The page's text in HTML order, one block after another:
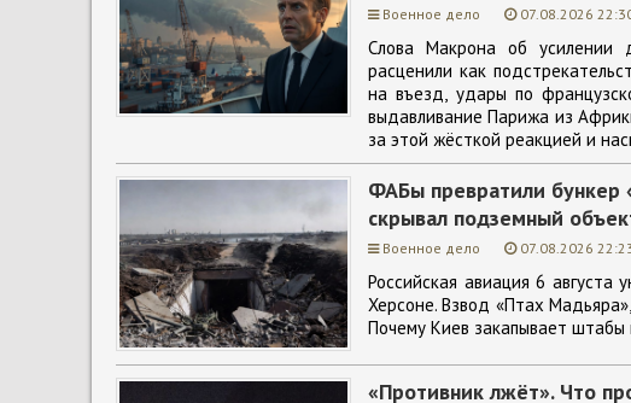
Военное дело 07.08.2026
Слова Макрона об усилении
расценили как
на въезд, удары по
выдавливание Парижа из
за этой жёсткой реакцией и
ФАБы превратили бункер
скрывал подземный
Военное дело 07.08.2026
Российская авиация 6
Херсоне. Взвод «Птах
Почему Киев закапывает
«Противник лжёт». Что